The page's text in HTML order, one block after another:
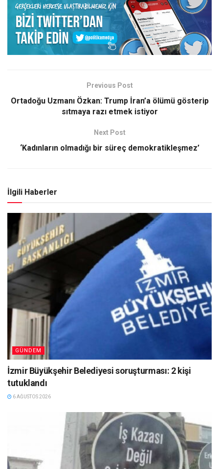
Previous Post
Ortadoğu Uzmanı Özkan: Trump İran’a ölümü gösterip
sıtmaya razı etmek istiyor
Next Post
‘Kadınların olmadığı bir süreç demokratikleşmez’
İlgili Haberler
GÜNDEM
İzmir Büyükşehir Belediyesi soruşturması: 2 kişi
tutuklandı
6 AĞUSTOS 2026